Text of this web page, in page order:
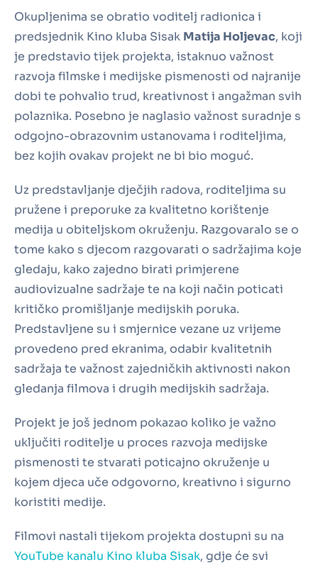
Okupljenima se obratio voditelj radionica i
predsjednik Kino kluba Sisak Matija Holjevac, koji
je predstavio tijek projekta, istaknuo važnost
razvoja filmske i medijske pismenosti od najranije
dobi te pohvalio trud, kreativnost i angažman svih
polaznika. Posebno je naglasio važnost suradnje s
odgojno-obrazovnim ustanovama i roditeljima,
bez kojih ovakav projekt ne bi bio moguć.
Uz predstavljanje dječjih radova, roditeljima su
pružene i preporuke za kvalitetno korištenje
medija u obiteljskom okruženju. Razgovaralo se o
tome kako s djecom razgovarati o sadržajima koje
gledaju, kako zajedno birati primjerene
audiovizualne sadržaje te na koji način poticati
kritičko promišljanje medijskih poruka.
Predstavljene su i smjernice vezane uz vrijeme
provedeno pred ekranima, odabir kvalitetnih
sadržaja te važnost zajedničkih aktivnosti nakon
gledanja filmova i drugih medijskih sadržaja.
Projekt je još jednom pokazao koliko je važno
uključiti roditelje u proces razvoja medijske
pismenosti te stvarati poticajno okruženje u
kojem djeca uče odgovorno, kreativno i sigurno
koristiti medije.
Filmovi nastali tijekom projekta dostupni su na
YouTube kanalu Kino kluba Sisak, gdje će svi